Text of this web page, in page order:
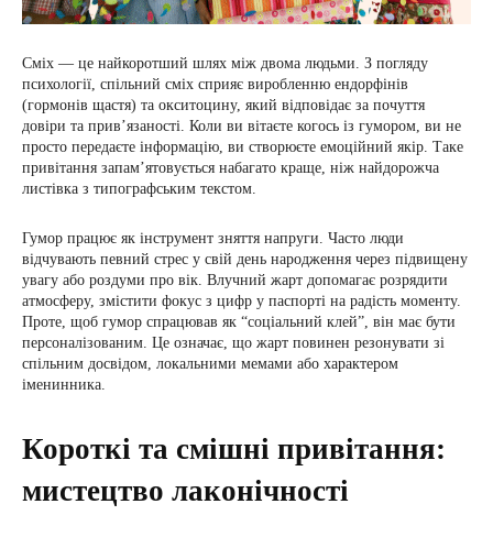
Сміх — це найкоротший шлях між двома людьми. З погляду
психології, спільний сміх сприяє виробленню ендорфінів
(гормонів щастя) та окситоцину, який відповідає за почуття
довіри та прив’язаності. Коли ви вітаєте когось із гумором, ви не
просто передаєте інформацію, ви створюєте емоційний якір. Таке
привітання запам’ятовується набагато краще, ніж найдорожча
листівка з типографським текстом.
Гумор працює як інструмент зняття напруги. Часто люди
відчувають певний стрес у свій день народження через підвищену
увагу або роздуми про вік. Влучний жарт допомагає розрядити
атмосферу, змістити фокус з цифр у паспорті на радість моменту.
Проте, щоб гумор спрацював як “соціальний клей”, він має бути
персоналізованим. Це означає, що жарт повинен резонувати зі
спільним досвідом, локальними мемами або характером
іменинника.
Короткі та смішні привітання:
мистецтво лаконічності